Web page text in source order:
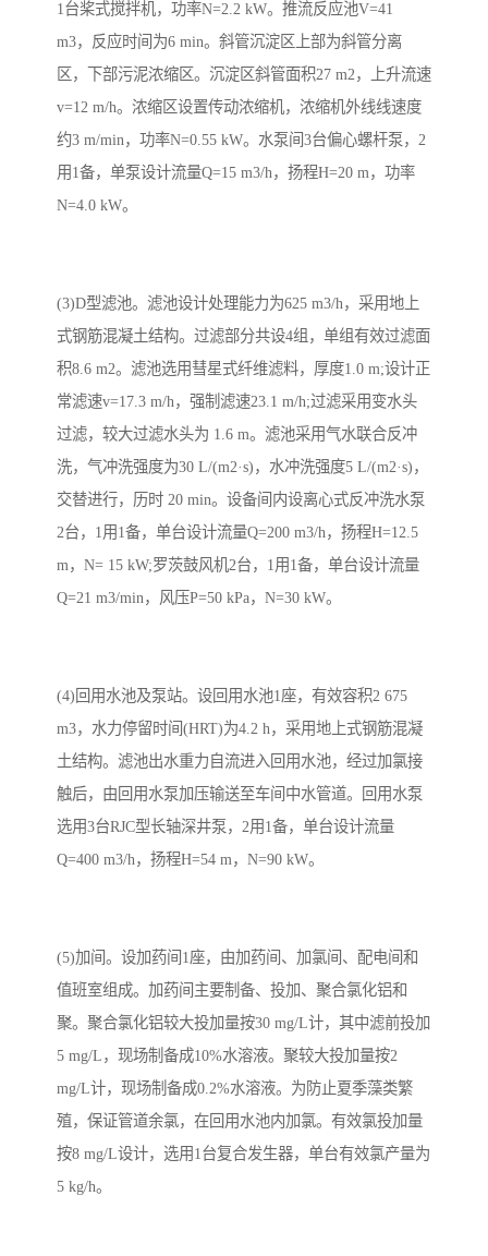
1台桨式搅拌机，功率N=2.2 kW。推流反应池V=41
m3，反应时间为6 min。斜管沉淀区上部为斜管分离
区，下部污泥浓缩区。沉淀区斜管面积27 m2，上升流速
v=12 m/h。浓缩区设置传动浓缩机，浓缩机外线线速度
约3 m/min，功率N=0.55 kW。水泵间3台偏心螺杆泵，2
用1备，单泵设计流量Q=15 m3/h，扬程H=20 m，功率
N=4.0 kW。
(3)D型滤池。滤池设计处理能力为625 m3/h，采用地上
式钢筋混凝土结构。过滤部分共设4组，单组有效过滤面
积8.6 m2。滤池选用彗星式纤维滤料，厚度1.0 m;设计正
常滤速v=17.3 m/h，强制滤速23.1 m/h;过滤采用变水头
过滤，较大过滤水头为 1.6 m。滤池采用气水联合反冲
洗，气冲洗强度为30 L/(m2·s)，水冲洗强度5 L/(m2·s)，
交替进行，历时 20 min。设备间内设离心式反冲洗水泵
2台，1用1备，单台设计流量Q=200 m3/h，扬程H=12.5
m，N= 15 kW;罗茨鼓风机2台，1用1备，单台设计流量
Q=21 m3/min，风压P=50 kPa，N=30 kW。
(4)回用水池及泵站。设回用水池1座，有效容积2 675
m3，水力停留时间(HRT)为4.2 h，采用地上式钢筋混凝
土结构。滤池出水重力自流进入回用水池，经过加氯接
触后，由回用水泵加压输送至车间中水管道。回用水泵
选用3台RJC型长轴深井泵，2用1备，单台设计流量
Q=400 m3/h，扬程H=54 m，N=90 kW。
(5)加间。设加药间1座，由加药间、加氯间、配电间和
值班室组成。加药间主要制备、投加、聚合氯化铝和
聚。聚合氯化铝较大投加量按30 mg/L计，其中滤前投加
5 mg/L，现场制备成10%水溶液。聚较大投加量按2
mg/L计，现场制备成0.2%水溶液。为防止夏季藻类繁
殖，保证管道余氯，在回用水池内加氯。有效氯投加量
按8 mg/L设计，选用1台复合发生器，单台有效氯产量为
5 kg/h。